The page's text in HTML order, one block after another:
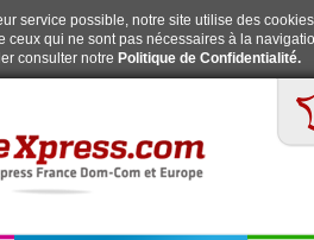
service possible, notre site utilise des
ceux qui ne sont pas nécessaires à la
consulter notre Politique de Confidentialité.